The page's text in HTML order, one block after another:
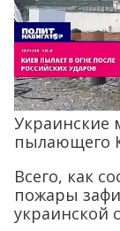
Украинские
пылающего
Всего, как
пожары
украинской